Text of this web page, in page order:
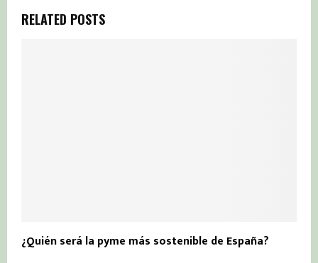
RELATED POSTS
¿Quién será la pyme más sostenible de España?